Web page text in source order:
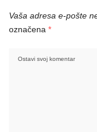
Vaša adresa e-pošte
označena *